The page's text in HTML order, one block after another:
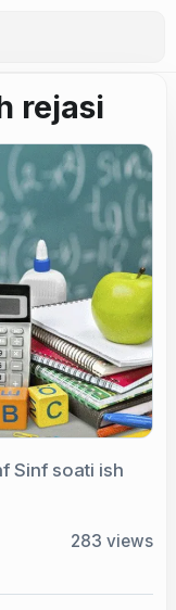
rejasi
Sinf soati ish
283 views